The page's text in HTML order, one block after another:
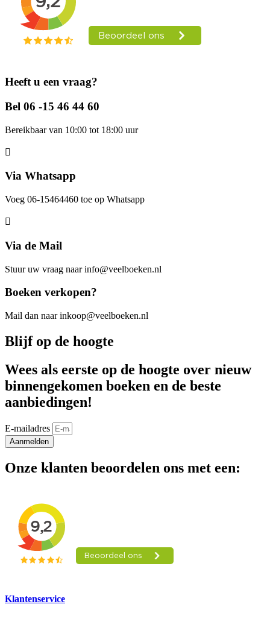
Heeft u een vraag?
Bel 06 -15 46 44 60
Bereikbaar van 10:00 tot 18:00 uur
Via Whatsapp
Voeg 06-15464460 toe op Whatsapp
Via de Mail
Stuur uw vraag naar info@veelboeken.nl
Boeken verkopen?
Mail dan naar inkoop@veelboeken.nl
Blijf op de hoogte
Wees als eerste op de hoogte over nieuw
binnengekomen boeken en de beste
aanbiedingen!
E-mailadres
Aanmelden
Onze klanten beoordelen ons met een:
Klantenservice